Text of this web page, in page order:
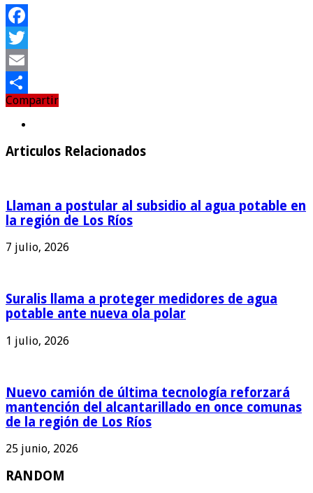
Facebook
Twitter
Email
Compartir
Compartir
Articulos Relacionados
Llaman a postular al subsidio al agua potable en
la región de Los Ríos
7 julio, 2026
Suralis llama a proteger medidores de agua
potable ante nueva ola polar
1 julio, 2026
Nuevo camión de última tecnología reforzará
mantención del alcantarillado en once comunas
de la región de Los Ríos
25 junio, 2026
RANDOM